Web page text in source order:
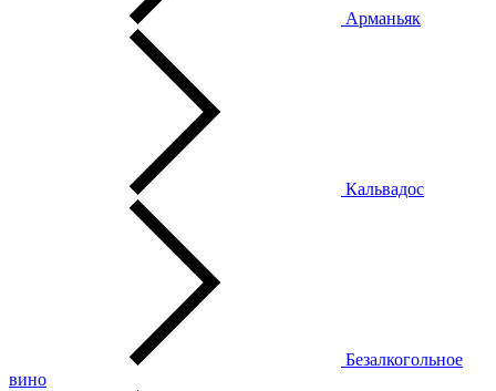
Арманьяк
Кальвадос
Безалкогольное
вино